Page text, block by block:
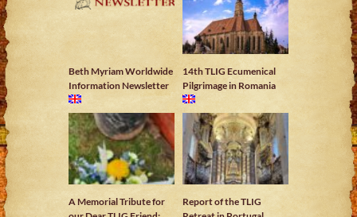
Beth Myriam Worldwide
Information Newsletter
14th TLIG Ecumenical
Pilgrimage in Romania
A Memorial Tribute for
Report of the TLIG